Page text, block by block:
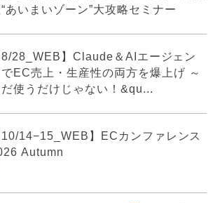
あいまいゾーン”大攻略セミナー
8/28_WEB】Claude＆AIエージェン
でEC売上・生産性の両方を爆上げ ～
だ使うだけじゃない！&qu...
10/14−15_WEB】ECカンファレンス
2026 Autumn